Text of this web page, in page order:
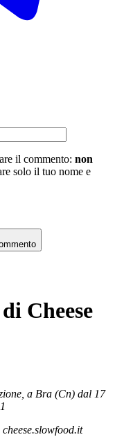
il commento: non
solo il tuo nome e
Cheese
a Bra (Cn) dal 17